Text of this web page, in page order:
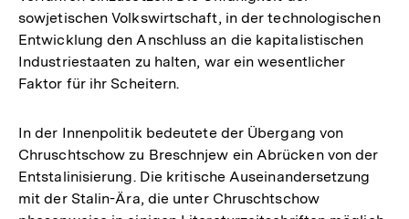
sowjetischen Volkswirtschaft, in der technologischen
Entwicklung den Anschluss an die kapitalistischen
Industriestaaten zu halten, war ein wesentlicher
Faktor für ihr Scheitern.
In der Innenpolitik bedeutete der Übergang von
Chruschtschow zu Breschnjew ein Abrücken von der
Entstalinisierung. Die kritische Auseinandersetzung
mit der Stalin-Ära, die unter Chruschtschow